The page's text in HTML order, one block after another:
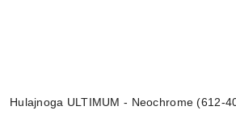
Hulajnoga ULTIMUM - Neochrome (612-